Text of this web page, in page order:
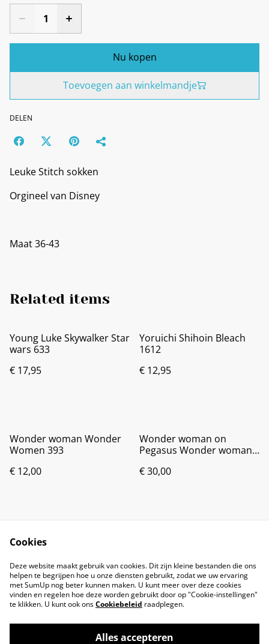
Nu kopen
Toevoegen aan winkelmandje
DELEN
Leuke Stitch sokken
Orgineel van Disney
Maat 36-43
Related items
Young Luke Skywalker Star
wars 633
€ 17,95
Yoruichi Shihoin Bleach
1612
€ 12,95
Wonder woman Wonder
Women 393
€ 12,00
Wonder woman on
Pegasus Wonder woman
€ 30,00
Cookies
Deze website maakt gebruik van cookies. Dit zijn kleine bestanden die ons
helpen te begrijpen hoe u onze diensten gebruikt, zodat we uw ervaring
met SumUp nog beter kunnen maken. U kunt meer over deze cookies
vinden en regelen hoe deze worden gebruikt door op "Cookie-instellingen"
te klikken. U kunt ook onsCookiebeleid raadplegen.
Alles accepteren